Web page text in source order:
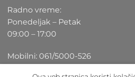
Radno vreme:
Ponedeljak – Petak
09:00 – 17:00
Mobilni: 061/5000-526